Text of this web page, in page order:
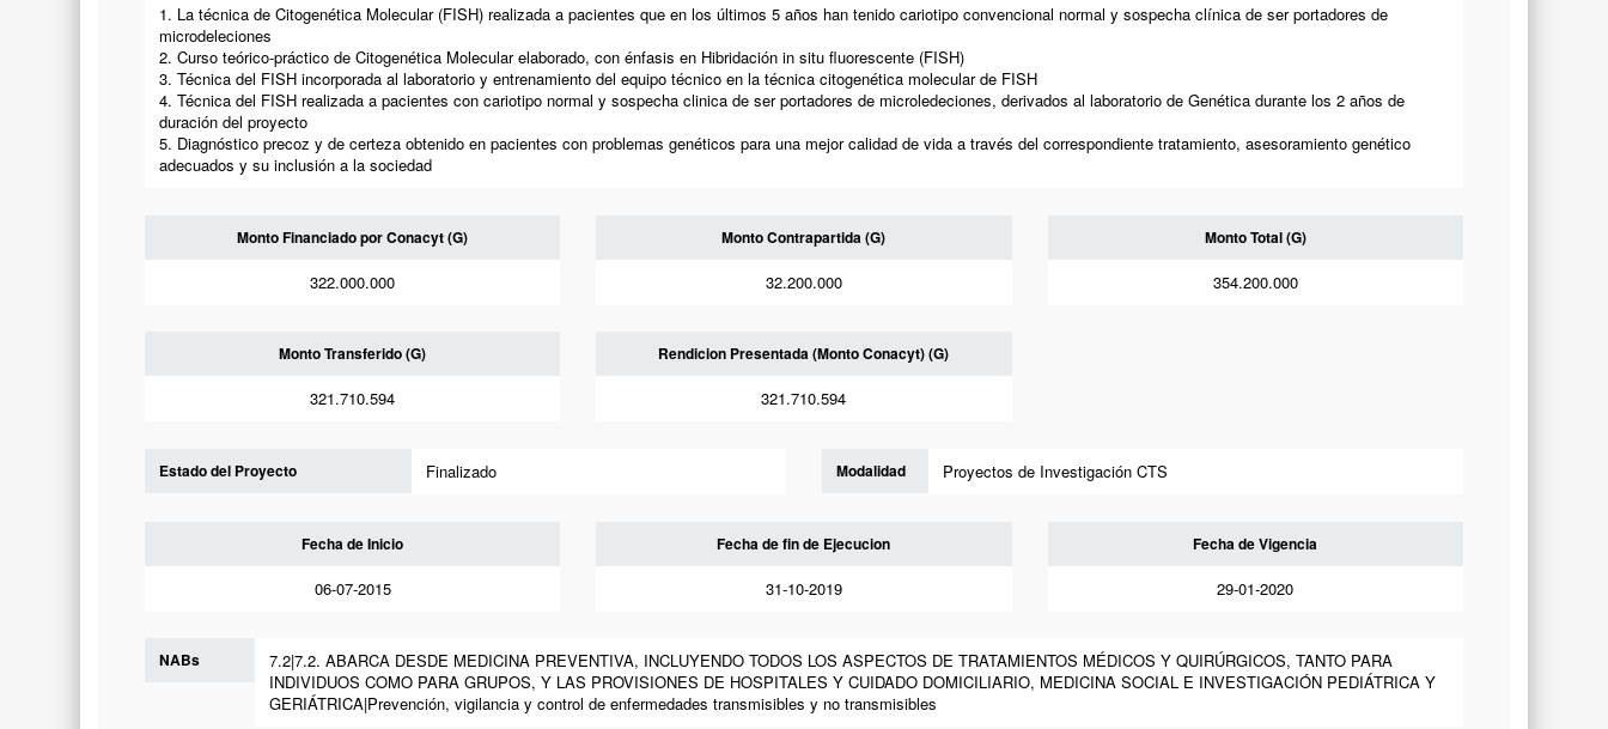
1. La técnica de Citogenética Molecular (FISH) realizada a pacientes que en los últimos 5 años han tenido cariotipo convencional normal y sospecha clínica de ser portadores de
microdeleciones
2. Curso teórico-práctico de Citogenética Molecular elaborado, con énfasis en Hibridación in situ fluorescente (FISH)
3. Técnica del FISH incorporada al laboratorio y entrenamiento del equipo técnico en la técnica citogenética molecular de FISH
4. Técnica del FISH realizada a pacientes con cariotipo normal y sospecha clinica de ser portadores de microledeciones, derivados al laboratorio de Genética durante los 2 años de
duración del proyecto
5. Diagnóstico precoz y de certeza obtenido en pacientes con problemas genéticos para una mejor calidad de vida a través del correspondiente tratamiento, asesoramiento genético
adecuados y su inclusión a la sociedad
Monto Financiado por Conacyt (G)
322.000.000
Monto Contrapartida (G)
32.200.000
Monto Total (G)
354.200.000
Monto Transferido (G)
321.710.594
Rendicion Presentada (Monto Conacyt) (G)
321.710.594
Estado del Proyecto Finalizado Modalidad Proyectos de Investigación CTS
Fecha de Inicio
06-07-2015
Fecha de fin de Ejecucion
31-10-2019
Fecha de Vigencia
29-01-2020
NABs
7.2|7.2. ABARCA DESDE MEDICINA PREVENTIVA, INCLUYENDO TODOS LOS ASPECTOS DE TRATAMIENTOS MÉDICOS Y QUIRÚRGICOS, TANTO PARA
INDIVIDUOS COMO PARA GRUPOS, Y LAS PROVISIONES DE HOSPITALES Y CUIDADO DOMICILIARIO, MEDICINA SOCIAL E INVESTIGACIÓN PEDIÁTRICA Y
GERIÁTRICA|Prevención, vigilancia y control de enfermedades transmisibles y no transmisibles